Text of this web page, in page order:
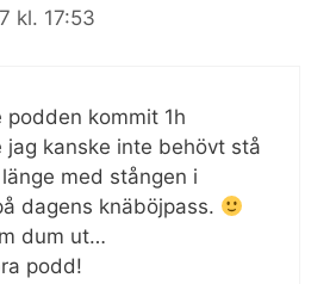
kl. 17:53
podden kommit 1h
jag kanske inte behövt stå
med stången i
dagens knäböjpass.
dum ut…
podd!